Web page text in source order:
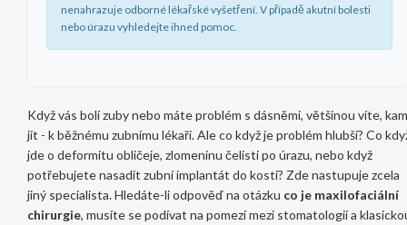
nenahrazuje odborné lékařské vyšetření. V případě akutní bolesti
nebo úrazu vyhledejte ihned pomoc.
Když vás bolí zuby nebo máte problém s dásněmi, většinou víte, kam
jít - k běžnému zubnímu lékaři. Ale co když je problém hlubší? Co
jde o deformitu obličeje, zlomeninu čelisti po úrazu, nebo když
potřebujete nasadit zubní implantát do kosti? Zde nastupuje zcela
jiný specialista. Hledáte-li odpověď na otázku co je maxilofaciální
chirurgie, musíte se podívat na pomezí mezi stomatologií a